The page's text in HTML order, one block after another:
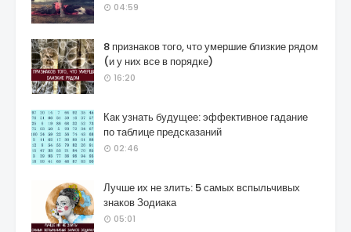
04:59
8 признаков того, что умершие близкие рядом
(и у них все в порядке)
16:20
Как узнать будущее: эффективное гадание
по таблице предсказаний
02:46
Лучше их не злить: 5 самых вспыльчивых
знаков Зодиака
05:01